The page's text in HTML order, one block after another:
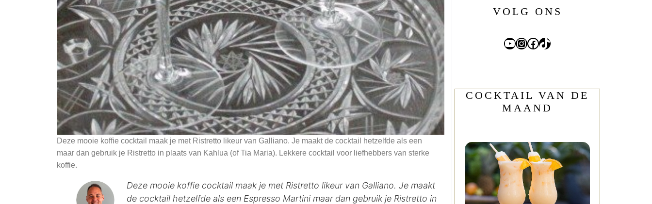
Deze mooie koffie cocktail maak je met Ristretto likeur van Galliano. Je maakt
de cocktail hetzelfde als een Espresso Martini maar dan gebruik je Ristretto in
Deze mooie koffie cocktail maak je met Ristretto likeur van Galliano. Je maakt de cocktail hetzelfde als een
maar dan gebruik je Ristretto in plaats van Kahlua (of Tia Maria). Lekkere cocktail voor liefhebbers van sterke
koffie.
VOLG ONS
YouTube
Instagram
Facebook
TikTok
COCKTAIL VAN DE
MAAND